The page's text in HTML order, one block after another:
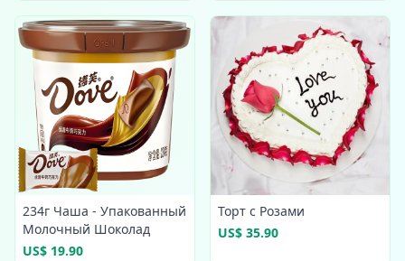
234г Чаша - Упакованный
Молочный Шоколад
US$ 19.90
Торт с Розами
US$ 35.90